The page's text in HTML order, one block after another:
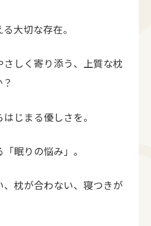
大切な存在。
しく寄り添う、上質な枕
じまる優しさを。
眠りの悩み」。
枕が合わない、寝つきが